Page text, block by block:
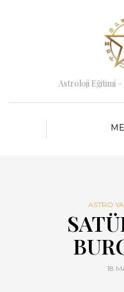
Astroloji Eğitimi –
ASTRO
18